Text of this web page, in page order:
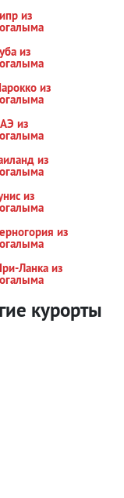
из
из
из
из
из
из
из
Ланка из
курорты